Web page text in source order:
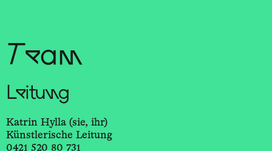
Team
Leitung
Katrin Hylla (sie, ihr)
Künstlerische Leitung
0421 520 80 731